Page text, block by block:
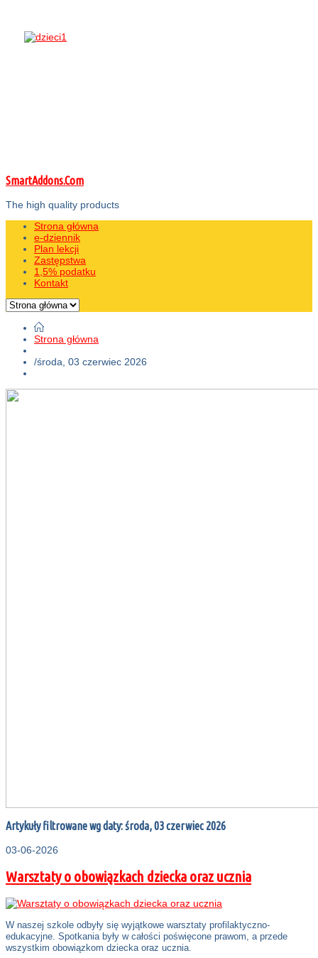
SmartAddons.Com
The high quality products
Strona główna
e-dziennik
Plan lekcji
Zastępstwa
1,5% podatku
Kontakt
Strona główna
/środa, 03 czerwiec 2026
Artykuły filtrowane wg daty: środa, 03 czerwiec 2026
03-06-2026
Warsztaty o obowiązkach dziecka oraz ucznia
W naszej szkole odbyły się wyjątkowe warsztaty profilaktyczno-
edukacyjne. Spotkania były w całości poświęcone prawom, a przede
wszystkim obowiązkom dziecka oraz ucznia.